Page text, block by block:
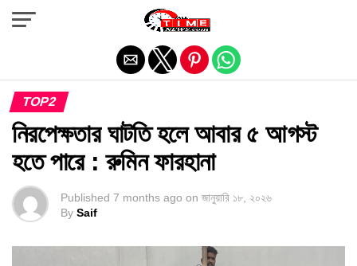
TOP2
নিরপেক্ষতার ঘাটতি হলে আবার ৫ আগস্ট
হতে পারে : রুমিন ফারহানা
Published 7 months ago on জানুয়ারি ১৮, ২০২৬
By Saif
Exit mobile version